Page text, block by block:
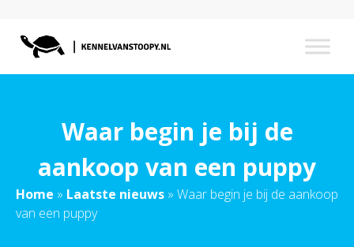
Waar begin je bij de
aankoop van een puppy
Home » Laatste nieuws » Waar begin je bij de aankoop
van een puppy